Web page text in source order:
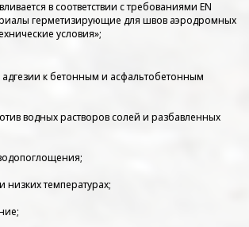
в соответствии с требованиями EN
герметизирующие для швов аэродромных
условия»;
адгезии к бетонным и асфальтобетонным
водных растворов солей и разбавленных
низких температурах;